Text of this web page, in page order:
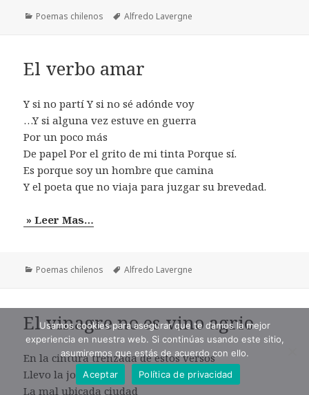
Categorías
Poemas chilenos Etiquetas
Alfredo Lavergne
El verbo amar
Y si no partí Y si no sé adónde voy
…Y si alguna vez estuve en guerra
Por un poco más
De papel Por el grito de mi tinta Porque sí.
Es porque soy un hombre que camina
Y el poeta que no viaja para juzgar su brevedad.
» Leer Mas…
Categorías
Poemas chilenos Etiquetas
Alfredo Lavergne
El vinagre no es vino agrio
En la cintura trenzada de estos versos
Llevo la joya banal
La mal ubicada ciudad
Usamos cookies para asegurar que te damos la mejor
experiencia en nuestra web. Si continúas usando este sitio,
asumiremos que estás de acuerdo con ello.
Aceptar
Política de privacidad